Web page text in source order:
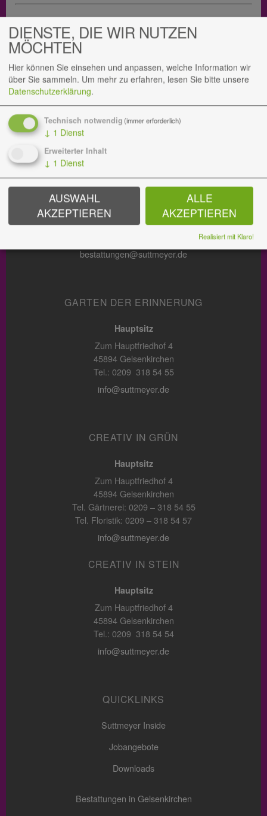
Gedenkseite teilen
Teilen Sie diese Gedenkseite gerne mit Ihren
Angehörigen, um so ein bleibendes Andenken an Ingrid
Hensel zu bewahren.
Zum Hauptfriedhof 3
45894 Gelsenkirchen
bestattungen@suttmeyer.de
GARTEN DER ERINNERUNG
Hauptsitz
Zum Hauptfriedhof 4
45894 Gelsenkirchen
Tel.: 0209 318 54 55
info@suttmeyer.de
CREATIV IN GRÜN
Hauptsitz
Zum Hauptfriedhof 4
45894 Gelsenkirchen
Tel. Gärtnerei: 0209 – 318 54 55
Tel. Floristik: 0209 – 318 54 57
info@suttmeyer.de
CREATIV IN STEIN
Hauptsitz
Zum Hauptfriedhof 4
45894 Gelsenkirchen
Tel.: 0209 318 54 54
info@suttmeyer.de
QUICKLINKS
Suttmeyer Inside
Jobangebote
Downloads
Bestattungen in Gelsenkirchen
DIENSTE, DIE WIR NUTZEN
MÖCHTEN
Hier können Sie einsehen und anpassen, welche Information wir
über Sie sammeln. Um mehr zu erfahren, lesen Sie bitte unsere
Datenschutzerklärung.
Technisch notwendig (immer erforderlich)
↓ 1 Dienst
Erweiterter Inhalt
↓ 1 Dienst
AUSWAHL
AKZEPTIEREN
ALLE
AKZEPTIEREN
Realisiert mit Klaro!